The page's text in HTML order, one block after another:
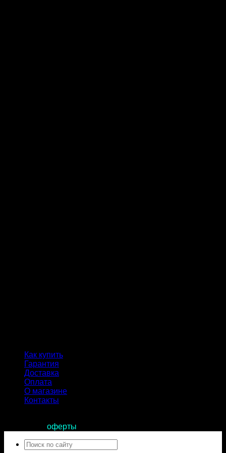
Как купить
Гарантия
Доставка
Оплата
О магазине
Контакты
оферты
Искать: